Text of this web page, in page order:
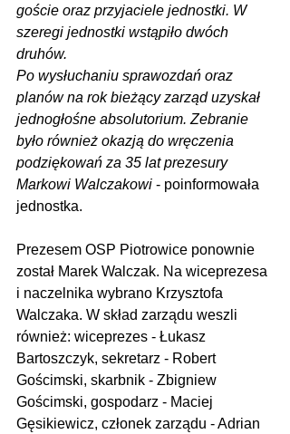
goście oraz przyjaciele jednostki. W
szeregi jednostki wstąpiło dwóch
druhów.
Po wysłuchaniu sprawozdań oraz
planów na rok bieżący zarząd uzyskał
jednogłośne absolutorium. Zebranie
było również okazją do wręczenia
podziękowań za 35 lat prezesury
Markowi Walczakowi - poinformowała
jednostka.
Prezesem OSP Piotrowice ponownie
został Marek Walczak. Na wiceprezesa
i naczelnika wybrano Krzysztofa
Walczaka. W skład zarządu weszli
również: wiceprezes - Łukasz
Bartoszczyk, sekretarz - Robert
Gościmski, skarbnik - Zbigniew
Gościmski, gospodarz - Maciej
Gęsikiewicz, członek zarządu - Adrian